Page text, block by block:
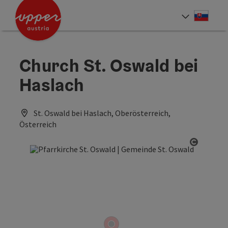
Accesskey
Accesskey
Church St. Oswald bei
Haslach
St. Oswald bei Haslach, Oberösterreich,
Österreich